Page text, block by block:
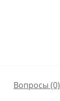
Вопросы (0)